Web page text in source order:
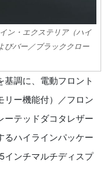
ン・エクステリア（ハイ
びバー／ブラッククロー
調に、電動フロント
リー機能付）／フロン
ーテッドダコタレザー
るハイラインパッケー
インチマルチディスプ